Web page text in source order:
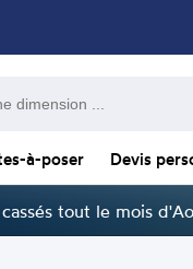
à-poser Devis
tout le mois